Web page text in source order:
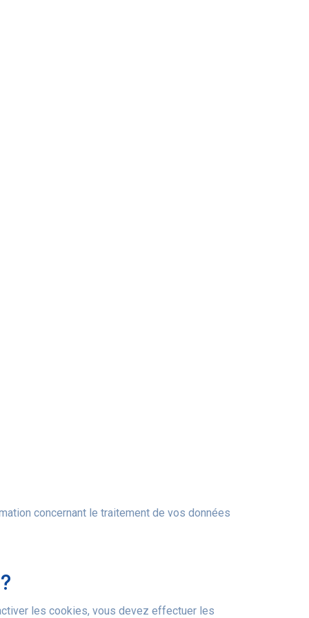
concernant le traitement de vos données
les cookies, vous devez effectuer les